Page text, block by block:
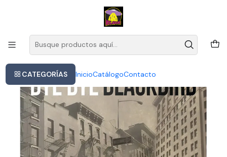
CATEGORÍAS InicioCatálogoContacto
Este es el texto del slide